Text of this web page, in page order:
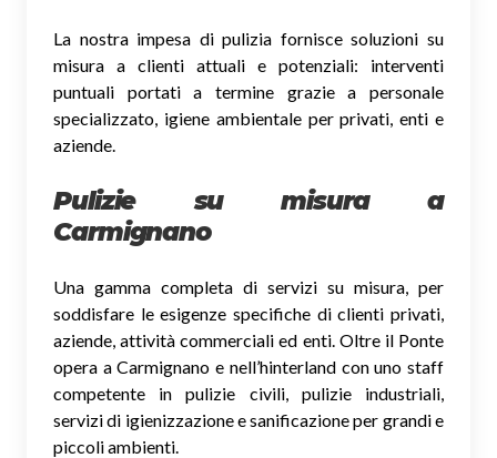
La nostra impesa di pulizia fornisce soluzioni su
misura a clienti attuali e potenziali: interventi
puntuali portati a termine grazie a personale
specializzato, igiene ambientale per privati, enti e
aziende.
Pulizie su misura a
Carmignano
Una gamma completa di servizi su misura, per
soddisfare le esigenze specifiche di clienti privati,
aziende, attività commerciali ed enti. Oltre il Ponte
opera a Carmignano e nell’hinterland con uno staff
competente in pulizie civili, pulizie industriali,
servizi di igienizzazione e sanificazione per grandi e
piccoli ambienti.